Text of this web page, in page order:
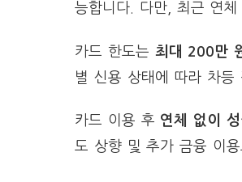
능합니다. 다만, 최근 연
카드 한도는 최대 200만
별 신용 상태에 따라 차등
카드 이용 후 연체 없이
도 상향 및 추가 금융 이용